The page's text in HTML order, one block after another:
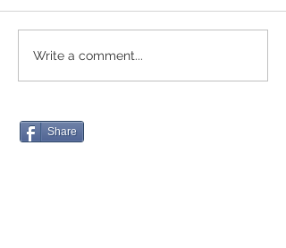
Write a comment...
Share